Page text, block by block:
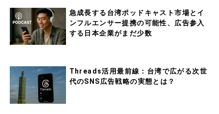
急成長する台湾ポッドキャスト市場とイ
ンフルエンサー提携の可能性、広告参入
する日本企業がまだ少数
Threads活用最前線：台湾で広がる次世
代のSNS広告戦略の実態とは？